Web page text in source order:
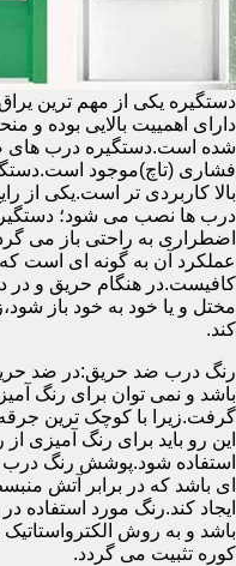
دستگیره یکی از مهم ترین
دارای اهمییت بالایی بوده و
شده است.دستگیره درب های
فشاری (تاچ)موجود
بالا کاربردی تر است.یکی از
درب ها نصب می شود؛
اضطراری به راحتی باز می
عملکرد آن به گونه ای است
کافیست.در هنگام حریق و در
مختل و یا خود به خود باز
کند.
رنگ درب ضد حریق:در ضد
باشد و نمی توان برای رنگ
گرفت.زیرا با کوچک ترین
این رو باید برای رنگ آمیزی
استفاده شود.پوشش رنگ درب
ای باشد که در برابر آتش
ایجاد کند.رنگ مورد
باشد و به روش
کوره تثبیت می گردد.